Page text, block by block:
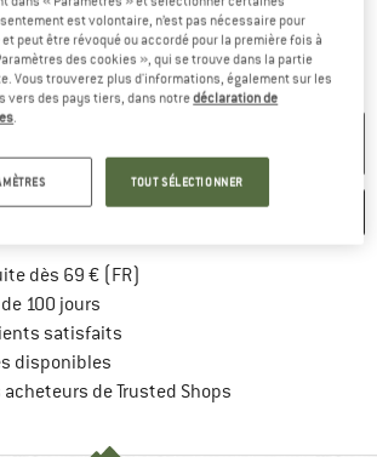
COMPARER
dès 69 € (FR)
100 jours
satisfaits
disponibles
de Trusted Shops
est volontaire, n’est pas nécessaire pour
peut être révoqué ou accordé pour la première fois à
des cookies », qui se trouve dans la partie
Vous trouverez plus d'informations, également sur les
vers des pays tiers, dans notredéclaration de
.
TOUT SÉLECTIONNER